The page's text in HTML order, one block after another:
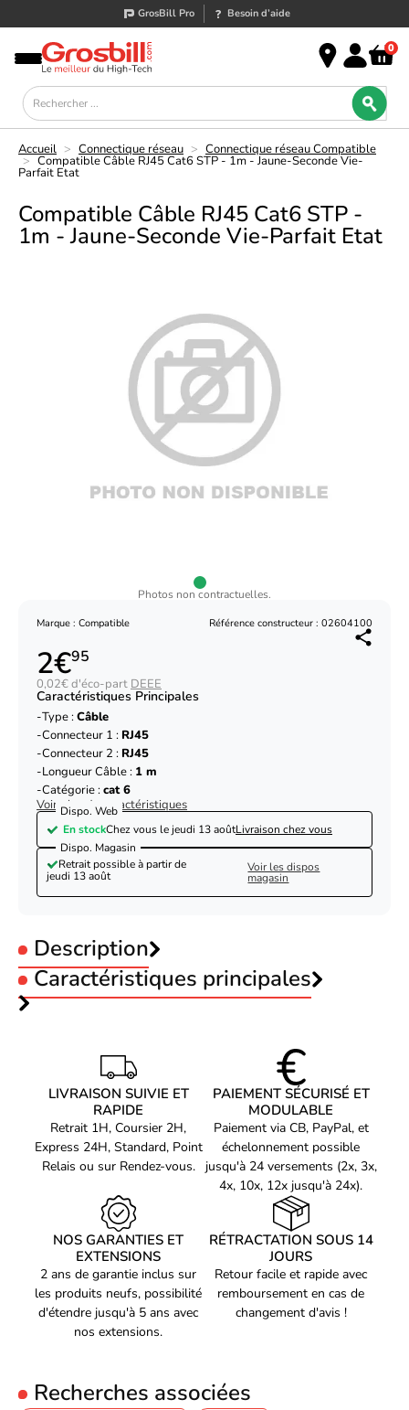
GrosBill Pro Besoin d’aide
0
Accueil > Connectique réseau > Connectique réseau Compatible
> Compatible Câble RJ45 Cat6 STP - 1m - Jaune-Seconde Vie-
Parfait Etat
Compatible Câble RJ45 Cat6 STP -
1m - Jaune-Seconde Vie-Parfait Etat
Photos non contractuelles.
Marque : Compatible Référence constructeur : 02604100
2€95
0,02€ d'éco-part DEEE
Caractéristiques Principales
Type :Câble
Connecteur 1 : RJ45
Connecteur 2 : RJ45
Longueur Câble : 1 m
Catégorie :cat 6
Voir plus de caractéristiques
Dispo. Web
En stockChez vous le jeudi 13 aoûtLivraison chez vous
Dispo. Magasin
Retrait possible à partir de
jeudi 13 août
Voir les dispos
magasin
Description
Compatible Câble RJ45 Cat6 STP - 1m - Jaune-
Seconde Vie-Parfait Etat
Caractéristiques principales
Type :Câble
Longueur Câble :1 m
cat 6
Référence constructeur
V7CAT6STP-01M-YLW-1E-PE
Voir produits Compatible
Voir les connectique réseau Compatible
LIVRAISON SUIVIE ET
RAPIDE
Retrait 1H, Coursier 2H,
Express 24H, Standard, Point
Relais ou sur Rendez-vous.
PAIEMENT SÉCURISÉ ET
MODULABLE
Paiement via CB, PayPal, et
échelonnement possible
jusqu'à 24 versements (2x, 3x,
4x, 10x, 12x jusqu'à 24x).
NOS GARANTIES ET
EXTENSIONS
2 ans de garantie inclus sur
les produits neufs, possibilité
d'étendre jusqu'à 5 ans avec
nos extensions.
RÉTRACTATION SOUS 14
JOURS
Retour facile et rapide avec
remboursement en cas de
changement d'avis !
Recherches associées